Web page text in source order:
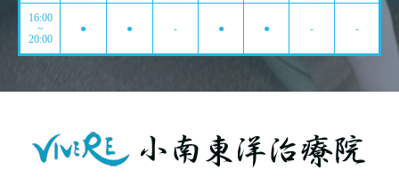
16:00
~
20:00
● ● - ● ● - -